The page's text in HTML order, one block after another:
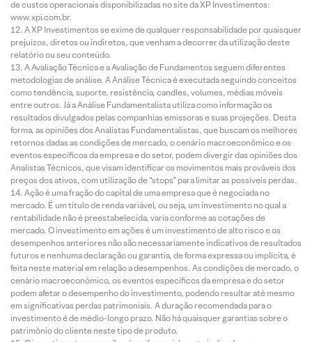
de custos operacionais disponibilizadas no site da XP Investimentos:
www.xpi.com.br.
A XP Investimentos se exime de qualquer responsabilidade por quaisquer
prejuízos, diretos ou indiretos, que venham a decorrer da utilização deste
relatório ou seu conteúdo.
A Avaliação Técnica e a Avaliação de Fundamentos seguem diferentes
metodologias de análise. A Análise Técnica é executada seguindo conceitos
como tendência, suporte, resistência, candles, volumes, médias móveis
entre outros. Já a Análise Fundamentalista utiliza como informação os
resultados divulgados pelas companhias emissoras e suas projeções. Desta
forma, as opiniões dos Analistas Fundamentalistas, que buscam os melhores
retornos dadas as condições de mercado, o cenário macroeconômico e os
eventos específicos da empresa e do setor, podem divergir das opiniões dos
Analistas Técnicos, que visam identificar os movimentos mais prováveis dos
preços dos ativos, com utilização de “stops” para limitar as possíveis perdas.
Ação é uma fração do capital de uma empresa que é negociada no
mercado. É um título de renda variável, ou seja, um investimento no qual a
rentabilidade não é preestabelecida, varia conforme as cotações de
mercado. O investimento em ações é um investimento de alto risco e os
desempenhos anteriores não são necessariamente indicativos de resultados
futuros e nenhuma declaração ou garantia, de forma expressa ou implícita, é
feita neste material em relação a desempenhos. As condições de mercado, o
cenário macroeconômico, os eventos específicos da empresa e do setor
podem afetar o desempenho do investimento, podendo resultar até mesmo
em significativas perdas patrimoniais. A duração recomendada para o
investimento é de médio-longo prazo. Não há quaisquer garantias sobre o
patrimônio do cliente neste tipo de produto.